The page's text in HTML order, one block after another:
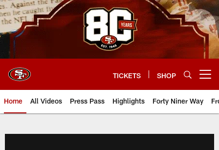
Skip
to
main
content
TICKETS SHOP
Home All Videos Press Pass Highlights Forty Niner Way